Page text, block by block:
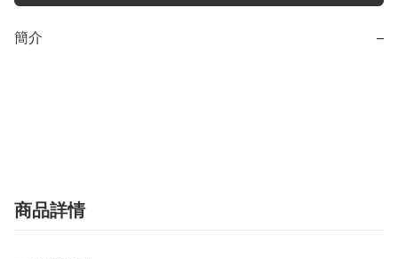
簡介 −
商品詳情